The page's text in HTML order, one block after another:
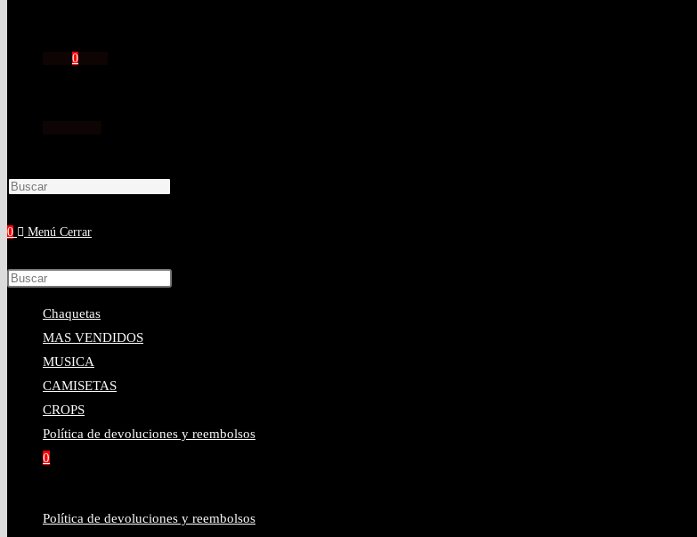
0
0 Menú Cerrar
Chaquetas
MAS VENDIDOS
MUSICA
CAMISETAS
CROPS
Política de devoluciones y reembolsos
0
Política de devoluciones y reembolsos